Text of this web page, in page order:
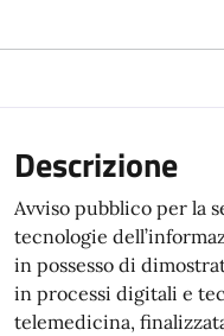
Descrizione
Avviso pubblico per la
tecnologie
in possesso di
in processi digitali e
telemedicina,